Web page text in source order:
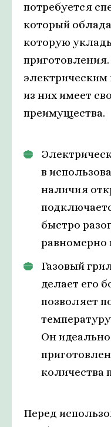
потребуется
который
которую
из них имеет
преимущества.
в
наличия
быстро
равномерно
Газовый
делает его
позволяет
Он
количества
Перед